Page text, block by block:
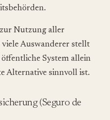
Nutzung aller
Auswanderer stellt
öffentliche System allein
Alternative sinnvoll ist.
(Seguro de